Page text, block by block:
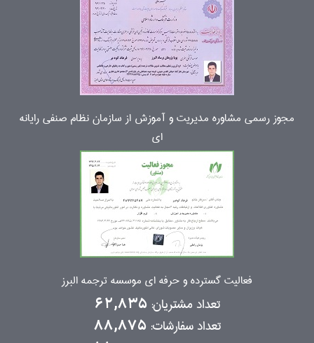
مجوز رسمی مشاوره مدیریت و آموزش از سازمان نظام صنفی رایانه
ای
فعالیت گسترده و حرفه ای موسسه ترجمه البرز
تعداد مشتریان: 62,835
تعداد سفارشات:88,875